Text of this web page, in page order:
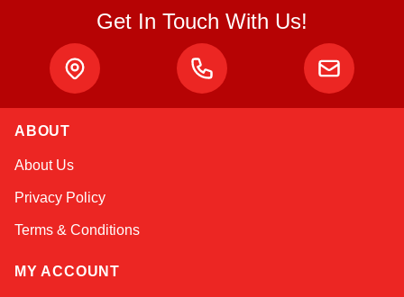
Get In Touch With Us!
ABOUT
About Us
Privacy Policy
Terms & Conditions
MY ACCOUNT